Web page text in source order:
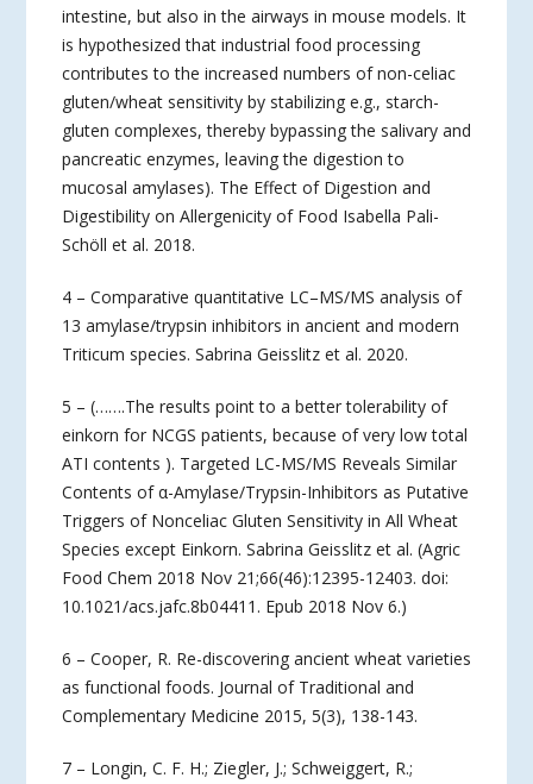
intestine, but also in the airways in mouse models. It
is hypothesized that industrial food processing
contributes to the increased numbers of non-celiac
gluten/wheat sensitivity by stabilizing e.g., starch-
gluten complexes, thereby bypassing the salivary and
pancreatic enzymes, leaving the digestion to
mucosal amylases). The Effect of Digestion and
Digestibility on Allergenicity of Food Isabella Pali-
Schöll et al. 2018.
4 – Comparative quantitative LC–MS/MS analysis of
13 amylase/trypsin inhibitors in ancient and modern
Triticum species. Sabrina Geisslitz et al. 2020.
5 – (…….The results point to a better tolerability of
einkorn for NCGS patients, because of very low total
ATI contents ). Targeted LC-MS/MS Reveals Similar
Contents of α-Amylase/Trypsin-Inhibitors as Putative
Triggers of Nonceliac Gluten Sensitivity in All Wheat
Species except Einkorn. Sabrina Geisslitz et al. (Agric
Food Chem 2018 Nov 21;66(46):12395-12403. doi:
10.1021/acs.jafc.8b04411. Epub 2018 Nov 6.)
6 – Cooper, R. Re-discovering ancient wheat varieties
as functional foods. Journal of Traditional and
Complementary Medicine 2015, 5(3), 138-143.
7 – Longin, C. F. H.; Ziegler, J.; Schweiggert, R.;